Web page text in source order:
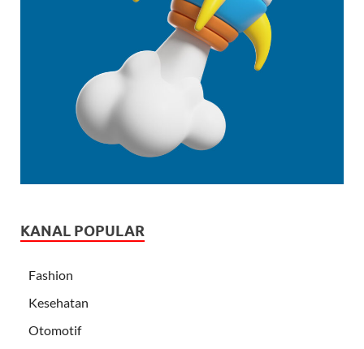
KANAL POPULAR
Fashion
Kesehatan
Otomotif